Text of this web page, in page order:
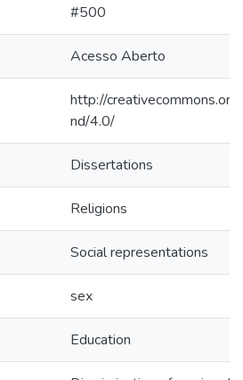
#500
Acesso Aberto
http://
nd/4.0/
Dissertations
Religions
Social representations
sex
Education